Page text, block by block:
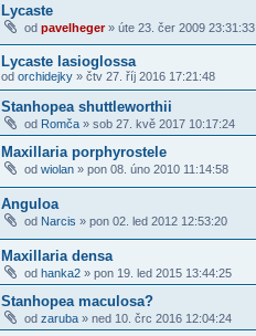
Lycaste
od pavelheger» úte 23. čer 2009 23:31:33
Lycaste lasioglossa
od orchidejky » čtv 27. říj 2016 17:21:48
Stanhopea shuttleworthii
od Romča » sob 27. kvě 2017 10:17:24
Maxillaria porphyrostele
od wiolan » pon 08. úno 2010 11:14:58
Anguloa
od Narcis » pon 02. led 2012 12:53:20
Maxillaria densa
od hanka2 » pon 19. led 2015 13:44:25
Stanhopea maculosa?
od zaruba » ned 10. črc 2016 12:04:24